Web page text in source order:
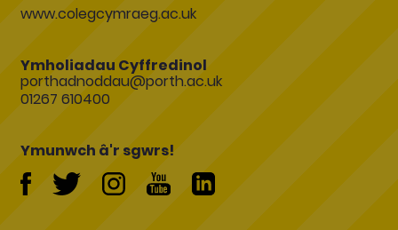
www.colegcymraeg.ac.uk
Ymholiadau Cyffredinol
porthadnoddau@porth.ac.uk
01267 610400
Ymunwch â'r sgwrs!